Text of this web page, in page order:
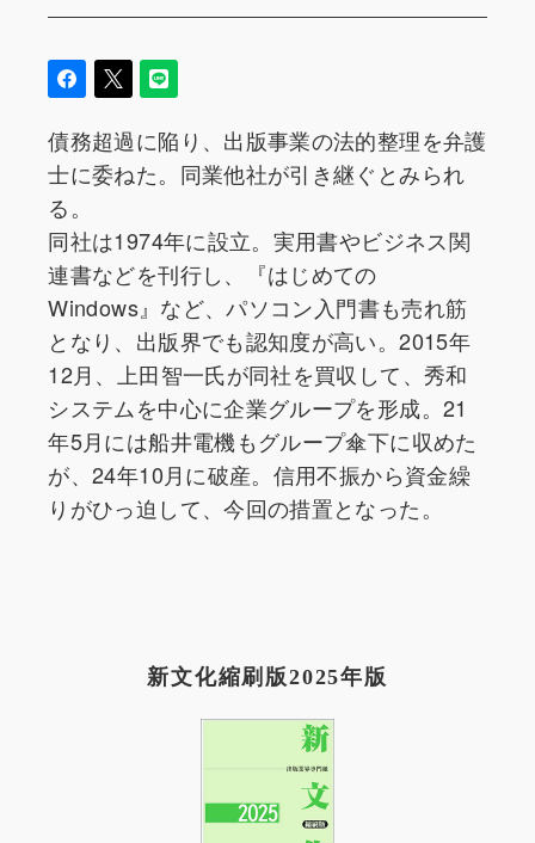
債務超過に陥り、出版事業の法的整理を弁護
士に委ねた。同業他社が引き継ぐとみられ
る。
同社は1974年に設立。実用書やビジネス関
連書などを刊行し、『はじめての
Windows』など、パソコン入門書も売れ筋
となり、出版界でも認知度が高い。2015年
12月、上田智一氏が同社を買収して、秀和
システムを中心に企業グループを形成。21
年5月には船井電機もグループ傘下に収めた
が、24年10月に破産。信用不振から資金繰
りがひっ迫して、今回の措置となった。
新文化縮刷版2025年版